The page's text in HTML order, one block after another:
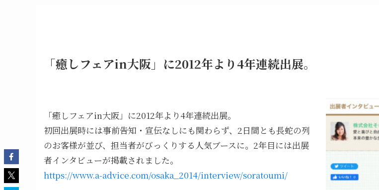
「癒しフェアin大阪」に2012年より4年連続出展。
「癒しフェアin大阪」に2012年より4年連続出展。
初回出展時には事前告知・宣伝なしにも関わらず、2日間とも長蛇の列
のお客様が並び、担当者がびっくりする人気ブースに。2年目には出展
者インタビューが掲載されました。
https://www.a-advice.com/osaka_2014/interview/soratoumi/